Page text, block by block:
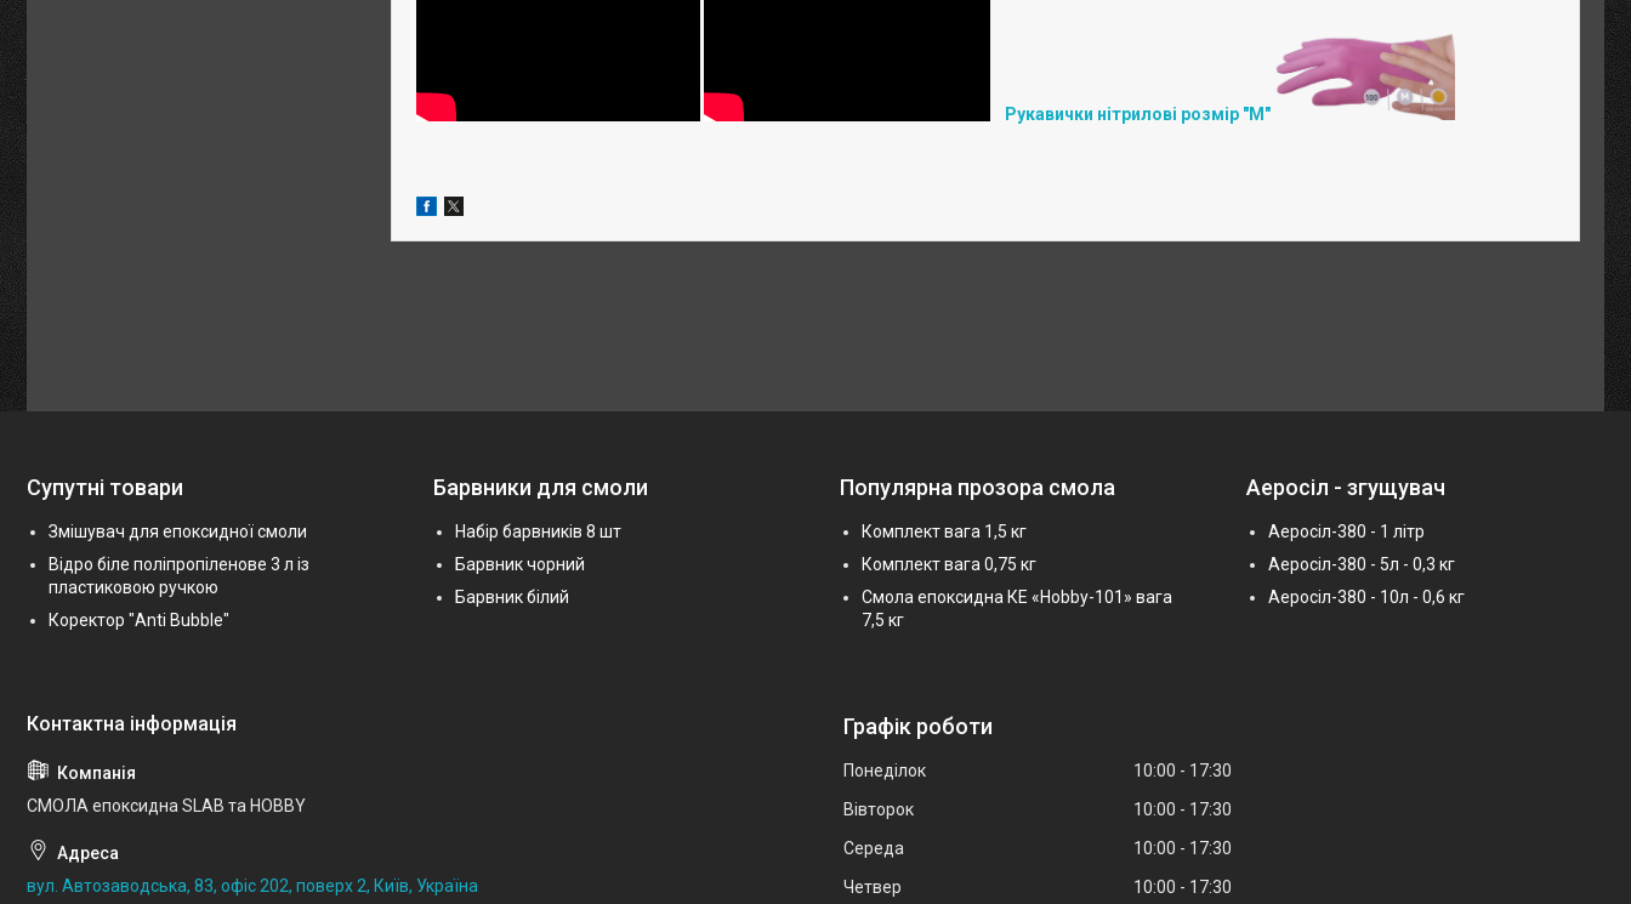
Рукавички нітрилові розмір "М"
Супутні товари
Змішувач для епоксидної смоли
Відро біле поліпропіленове 3 л із
пластиковою ручкою
Коректор "Anti Bubble"
Барвники для смоли
Набір барвників 8 шт
Барвник чорний
Барвник білий
Популярна прозора смола
Комплект вага 1,5 кг
Комплект вага 0,75 кг
Смола епоксидна КЕ «Hobby-101» вага
7,5 кг
Аеросіл - згущувач
Аеросіл-380 - 1 літр
Аеросіл-380 - 5л - 0,3 кг
Аеросіл-380 - 10л - 0,6 кг
СМОЛА епоксидна SLAB та HOBBY
вул. Автозаводська, 83, офіс 202, поверх 2, Київ, Україна
Графік роботи
Понеділок 10:00
17:30
Вівторок
10:00
17:30
Середа
10:00
17:30
Четвер
10:00 17:30